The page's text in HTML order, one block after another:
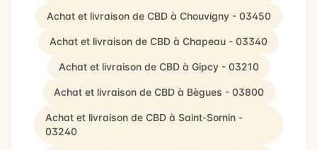
Achat et livraison de CBD à Chouvigny - 03450
Achat et livraison de CBD à Chapeau - 03340
Achat et livraison de CBD à Gipcy - 03210
Achat et livraison de CBD à Bègues - 03800
Achat et livraison de CBD à Saint-Sornin -
03240